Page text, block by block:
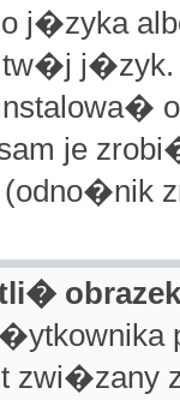
j�zyka
tw�j
je